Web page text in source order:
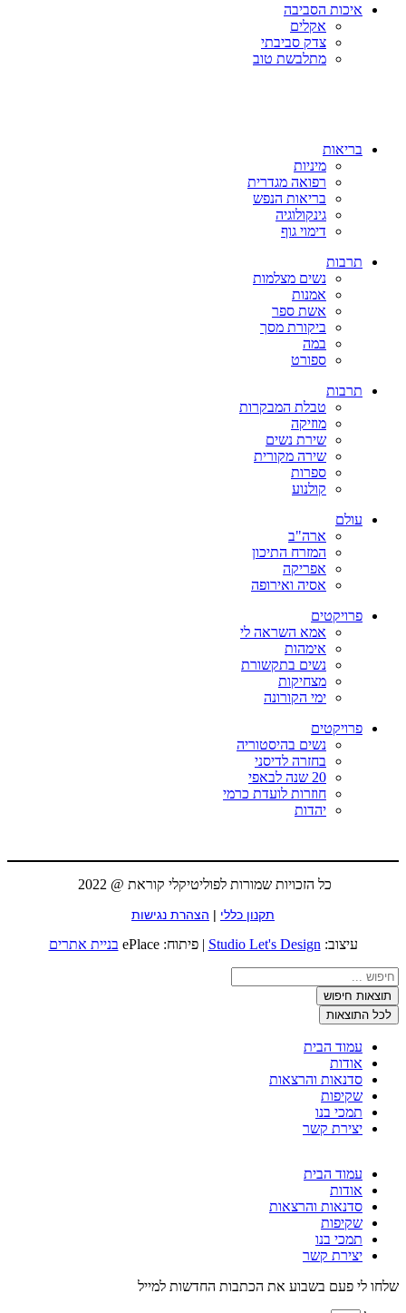
איכות הסביבה
אקלים
צדק סביבתי
מתלבשת טוב
בריאות
מיניות
רפואה מגדרית
בריאות הנפש
גינקולוגיה
דימוי גוף
תרבות
נשים מצלמות
אמנות
אשת ספר
ביקורת מסך
במה
ספורט
תרבות
טבלת המבקרות
מוזיקה
שירת נשים
שירה מקורית
ספרות
קולנוע
עולם
ארה"ב
המזרח התיכון
אפריקה
אסיה ואירופה
פרויקטים
אמא השראה לי
אימהות
נשים בתקשורת
מצחיקות
ימי הקורונה
פרויקטים
נשים בהיסטוריה
בחזרה לדיסני
20 שנה לבאפי
חוזרות לועדת כרמי
יהדות
כל הזכויות שמורות לפוליטיקלי קוראת @ 2022
תקנון כללי | הצהרת נגישות
עיצוב: Studio Let's Design | פיתוח: ePlace
בניית אתרים
Search
...תוצאות חיפוש
לכל התוצאות
עמוד הבית
אודות
סדנאות והרצאות
שקיפות
תמכי בנו
יצירת קשר
עמוד הבית
אודות
סדנאות והרצאות
שקיפות
תמכי בנו
יצירת קשר
שלחו לי פעם בשבוע את הכתבות החדשות למייל